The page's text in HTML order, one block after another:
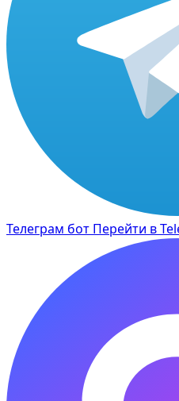
Телеграм бот Перейти в